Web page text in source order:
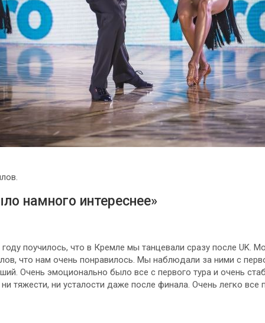
намного интереснее»
поучилось, что в Кремле мы танцевали сразу после UK.
что нам очень понравилось. Мы наблюдали за ними с
Очень эмоционально было все с первого тура и очень
тяжести, ни усталости даже после финала. Очень легко все